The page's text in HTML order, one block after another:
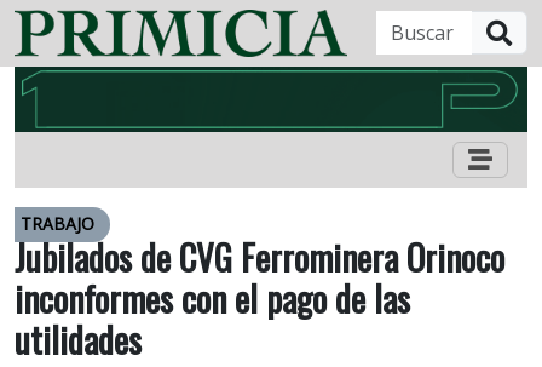
TRABAJO
Jubilados de CVG Ferrominera Orinoco
inconformes con el pago de las
utilidades